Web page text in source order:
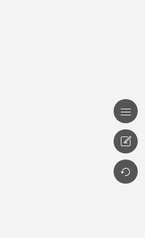


